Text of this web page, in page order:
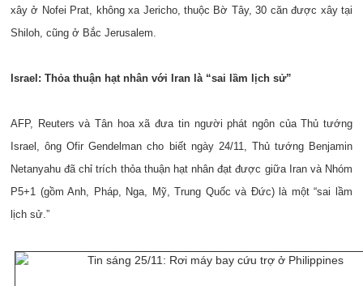
xây ở Nofei Prat, không xa Jericho, thuộc Bờ Tây, 30 căn được xây tại
Shiloh, cũng ở Bắc Jerusalem.
Israel: Thỏa thuận hạt nhân với Iran là “sai lầm lịch sử”
AFP, Reuters và Tân hoa xã đưa tin người phát ngôn của Thủ tướng
Israel, ông Ofir Gendelman cho biết ngày 24/11, Thủ tướng Benjamin
Netanyahu đã chỉ trích thỏa thuận hạt nhân đạt được giữa Iran và Nhóm
P5+1 (gồm Anh, Pháp, Nga, Mỹ, Trung Quốc và Đức) là một “sai lầm
lịch sử.”